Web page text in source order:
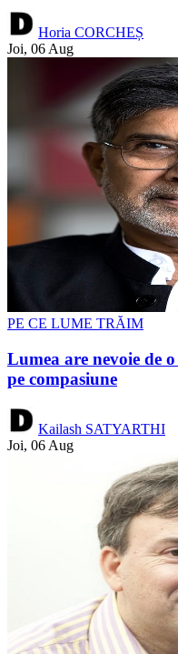
Horia CORCHEȘ
Joi, 06 Aug
PE CE LUME TRĂIM
Lumea are nevoie de
pe compasiune
Kailash SATYARTHI
Joi, 06 Aug